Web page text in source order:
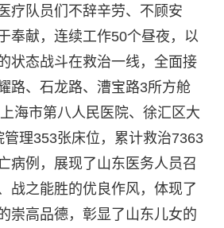
疗队员们不辞辛劳、不顾安
奉献，连续工作50个昼夜，以
状态战斗在救治一线，全面接
路、石龙路、漕宝路3所方舱
海市第八人民医院、徐汇区大
理353张床位，累计救治7363
病例，展现了山东医务人员召
战之能胜的优良作风，体现了
崇高品德，彰显了山东儿女的